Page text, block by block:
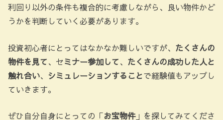
利回り以外の条件も複合的に考慮しながら、良い物件かど
うかを判断していく必要があります。
投資初心者にとってはなかなか難しいですが、 たくさんの
物件を見て、セミナー参加して、 たくさんの成功した人と
触れ合い、 シミュレーションすることで経験値もアップし
ていきます。
ぜひ自分自身にとっての「お宝物件」を探してみてくださ